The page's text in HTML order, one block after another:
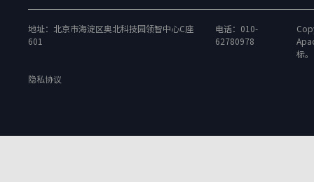
地址：北京市海淀区奥北科技园领智中心C座
601
电话：010-
62780978
标。
隐私协议